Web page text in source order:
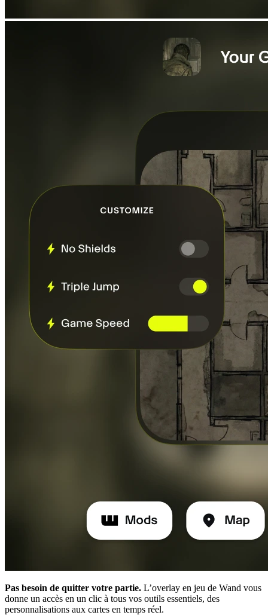
Pas besoin de quitter votre partie. L’overlay en jeu de Wand vous
donne un accès en un clic à tous vos outils essentiels, des
personnalisations aux cartes en temps réel.